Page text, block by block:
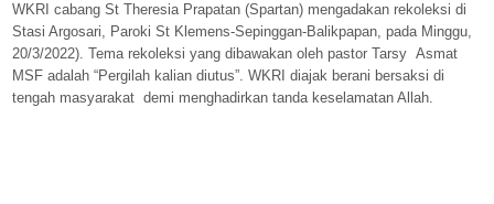
WKRI cabang St Theresia Prapatan (Spartan) mengadakan rekoleksi di
Stasi Argosari, Paroki St Klemens-Sepinggan-Balikpapan, pada Minggu,
20/3/2022). Tema rekoleksi yang dibawakan oleh pastor Tarsy Asmat
MSF adalah “Pergilah kalian diutus”. WKRI diajak berani bersaksi di
tengah masyarakat demi menghadirkan tanda keselamatan Allah.